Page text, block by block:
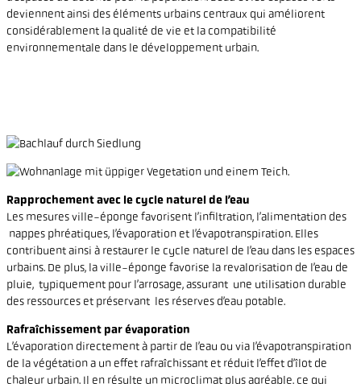
deviennent ainsi des éléments urbains centraux qui améliorent
considérablement la qualité de vie et la compatibilité
environnementale dans le développement urbain.
Rapprochement avec le cycle naturel de l’eau
Les mesures ville-éponge favorisent l’infiltration, l’alimentation des
nappes phréatiques, l’évaporation et l’évapotranspiration. Elles
contribuent ainsi à restaurer le cycle naturel de l’eau dans les espaces
urbains. De plus, la ville-éponge favorise la revalorisation de l’eau de
pluie, typiquement pour l’arrosage, assurant une utilisation durable
des ressources et préservant les réserves d’eau potable.
Rafraîchissement par évaporation
L’évaporation directement à partir de l’eau ou via l’évapotranspiration
de la végétation a un effet rafraîchissant et réduit l’effet d’îlot de
chaleur urbain. Il en résulte un microclimat plus agréable, ce qui